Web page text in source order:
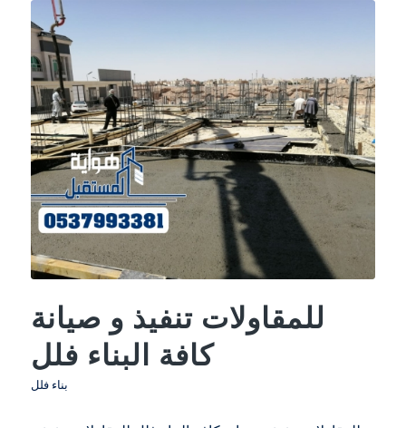
للمقاولات تنفيذ و صيانة
كافة البناء فلل
بناء فلل